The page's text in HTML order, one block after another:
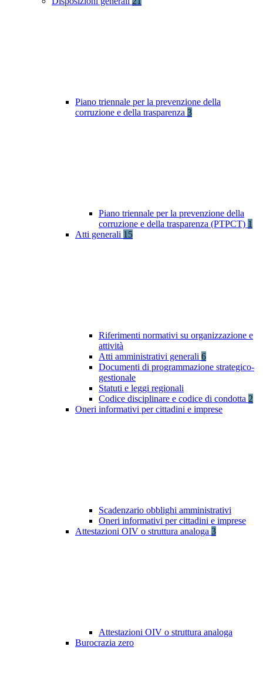
Piano triennale per la prevenzione della
corruzione e della trasparenza 3
Piano triennale per la prevenzione della
corruzione e della trasparenza (PTPCT) 1
Atti generali 15
Riferimenti normativi su organizzazione e
attività
Atti amministrativi generali 6
Documenti di programmazione strategico-
gestionale
Statuti e leggi regionali
Codice disciplinare e codice di condotta 2
Oneri informativi per cittadini e imprese
Scadenzario obblighi amministrativi
Oneri informativi per cittadini e imprese
Attestazioni OIV o struttura analoga 3
Attestazioni OIV o struttura analoga
Burocrazia zero